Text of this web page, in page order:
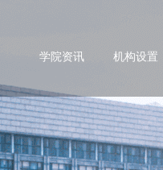
学院资讯 机构设置